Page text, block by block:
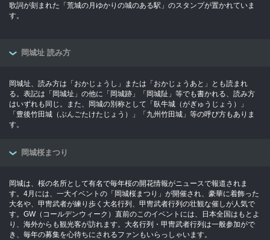
歌詞が刻まれた「荒城の月ゆかりの城のある駅」のスタンプが置かれていま
す。
岡城址 読み方
岡城址、読み方は「おかじょうし」または「おかじょうあと」とも読まれ
る。表記は「岡城址」の他に「岡城跡」「岡城阯」等でも書かれる、読み方
はいずれも同じ。また、岡城の別称として「臥牛城（がぎゅうじょう）」
「豊後竹田城（ぶんごたけたじょう）」「九州竹田城」等の呼び方もありま
す。
岡城桜まつり
岡城は、桜の名所として有名で毎年桜の開花情報がニュースで報道されま
す。4月には、一大イベントの「岡城桜まつり」が開催され、豪華に着飾った
大名や、甲冑武者が練り歩く大名行列、甲冑武者行列の壮観な催しが人気で
す。GW（コールデンウィーク）直前のこのイベントには、日本全国はもとよ
り、海外からも観光客が訪れます。大名行列・甲冑武者行列は一般参加がで
き、毎年の募集を心待ちにされるファンもいらっしゃいます。